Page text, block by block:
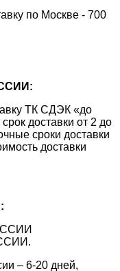
по Москве - 700
ТК СДЭК «до
доставки от 2 до
сроки доставки
доставки
– 6-20 дней,